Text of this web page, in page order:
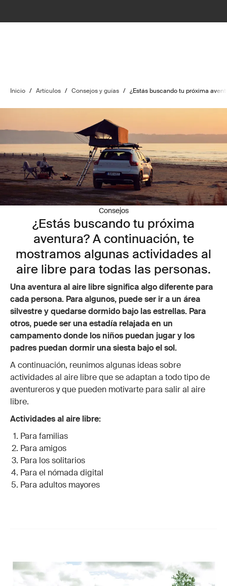
Inicio / Artículos / Consejos y guías / ¿Estás buscando tu próxima
Consejos
¿Estás buscando tu próxima
aventura? A continuación, te
mostramos algunas actividades al
aire libre para todas las personas.
Una aventura al aire libre significa algo diferente para
cada persona. Para algunos, puede ser ir a un área
silvestre y quedarse dormido bajo las estrellas. Para
otros, puede ser una estadía relajada en un
campamento donde los niños puedan jugar y los
padres puedan dormir una siesta bajo el sol.
A continuación, reunimos algunas ideas sobre
actividades al aire libre que se adaptan a todo tipo de
aventureros y que pueden motivarte para salir al aire
libre.
Actividades al aire libre:
Para familias
Para amigos
Para los solitarios
Para el nómada digital
Para adultos mayores